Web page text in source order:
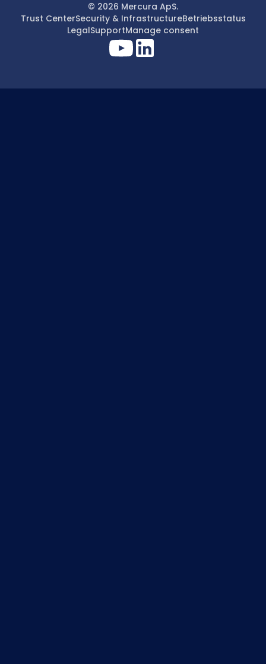
© 2026 Mercura ApS.
Trust CenterSecurity & InfrastructureBetriebsstatus
LegalSupportManage consent